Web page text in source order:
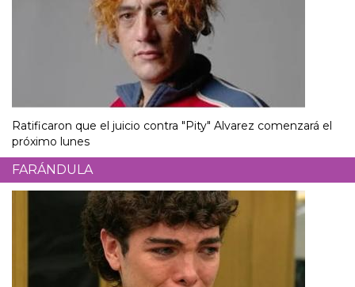
Ratificaron que el juicio contra "Pity" Alvarez comenzará el
próximo lunes
FARÁNDULA